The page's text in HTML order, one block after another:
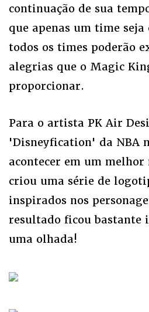
continuação de sua
que apenas um time seja
todos os times poderão
alegrias que o Magic
proporcionar.
Para o artista PK Air
'Disneyfication' da NBA
acontecer em um melhor
criou uma série de
inspirados nos
resultado ficou bastante
uma olhada!